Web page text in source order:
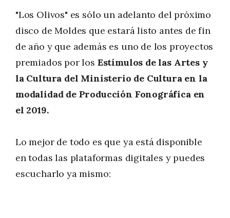
"Los Olivos" es sólo un adelanto del próximo
disco de Moldes que estará listo antes de fin
de año y que además es uno de los proyectos
premiados por los Estímulos de las Artes y
la Cultura del Ministerio de Cultura en la
modalidad de Producción Fonográfica en
el 2019.
Lo mejor de todo es que ya está disponible
en todas las plataformas digitales y puedes
escucharlo ya mismo: